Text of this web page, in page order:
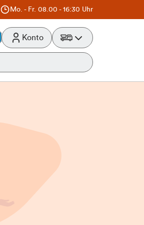
Mo. - Fr. 08.00 - 16:30 Uhr
Konto